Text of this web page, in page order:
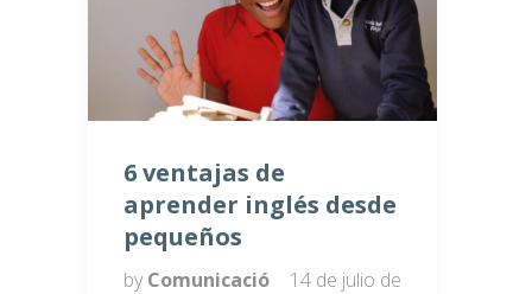
6 ventajas de
aprender inglés desde
pequeños
by Comunicació
14 de julio de